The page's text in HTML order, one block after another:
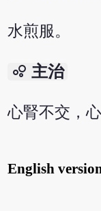
水煎服。
bubble_chart 主治
心腎不交，
English